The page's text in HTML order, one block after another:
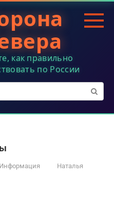
как правильно
по России
Информация
Наталья